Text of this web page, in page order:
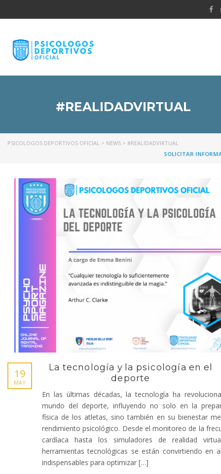
#REALIDADVIRTUAL
PSICOLOGOS DEPORTIVOS OFICIAL > NEWS > #REALIDADVIRTUAL
SOLICITAR
19
MAY
La tecnología y la psicología en el
deporte
En las últimas décadas, la tecnología ha
mundo del deporte, influyendo no solo en la
física de los atletas, sino también en su bienestar
rendimiento psicológico. Desde el monitoreo de la
cardíaca hasta los simuladores de realidad
herramientas tecnológicas se están convirtiendo en
indispensables para optimizar […]